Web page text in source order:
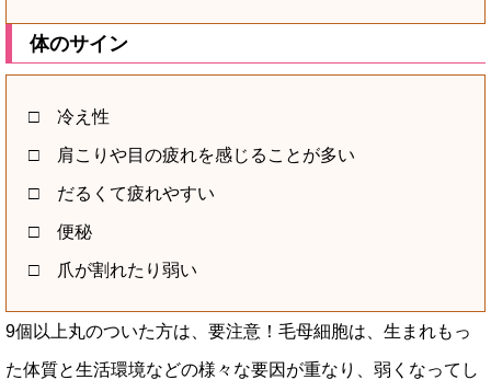
体のサイン
□ 冷え性
□ 肩こりや目の疲れを感じることが多い
□ だるくて疲れやすい
□ 便秘
□ 爪が割れたり弱い
9個以上丸のついた方は、要注意！毛母細胞は、生まれもっ
た体質と生活環境などの様々な要因が重なり、弱くなってし